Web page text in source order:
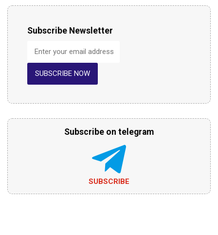
Subscribe Newsletter
SUBSCRIBE NOW
Subscribe on telegram
SUBSCRIBE